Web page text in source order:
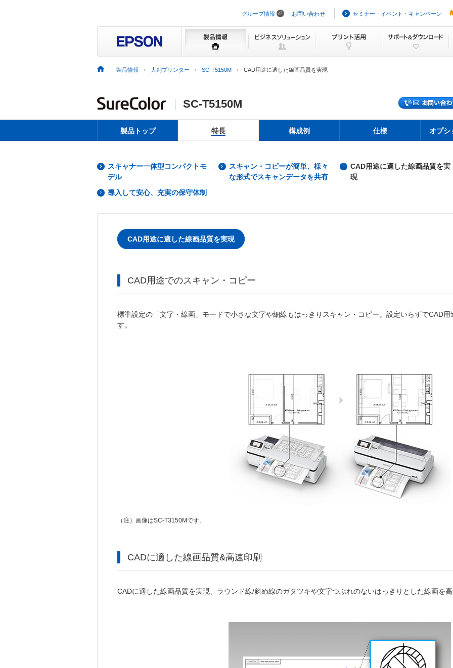
ビ
ョ
プ
グループ情報 お問い合わせ セミナー・イベント・キャンペーン
製品情報 大判プリンター SC-T5150M CAD用途に適した線画品質を実現
SC-T5150M
製品トップ 特長 構成例 仕様 オプシ
スキャナー一体型コンパクトモ
デル
スキャン・コピーが簡単、様々
な形式でスキャンデータを共有
CAD用途に適した線画品質を実
現
導入して安心、充実の保守体制
CAD用途に適した線画品質を実現
CAD用途でのスキャン・コピー
標準設定の「文字・線画」モードで小さな文字や細線もはっきりスキャン・コピー。設定いらずでCAD
す。
（注） 画像はSC-T3150Mです。
CADに適した線画品質&高速印刷
CADに適した線画品質を実現、ラウンド線/斜め線のガタツキや文字つぶれのないはっきりとした線画を高